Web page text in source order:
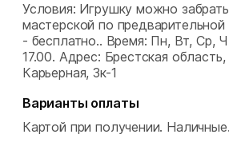
Условия: Игрушку можно
мастерской по
- бесплатно.. Время: Пн, Вт, Ср,
17.00. Адрес: Брестская область,
Карьерная, 3к-1
Варианты оплаты
Картой при получении. Наличные.